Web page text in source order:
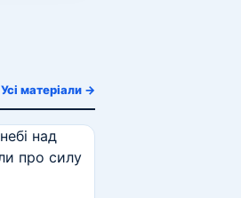
Усі матеріали →